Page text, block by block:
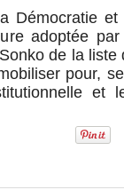
Démocratie
adoptée par
de la
pour,